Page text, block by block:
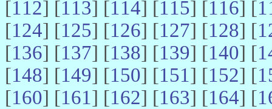
[112] [113] [114] [115] [116] [
[124] [125] [126] [127] [128] [
[136] [137] [138] [139] [140] [
[148] [149] [150] [151] [152] [
[160] [161] [162] [163] [164] [